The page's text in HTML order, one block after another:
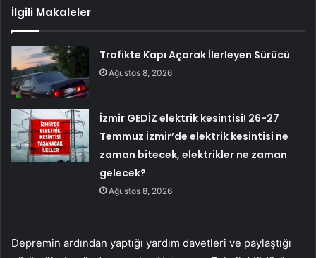
İlgili Makaleler
Trafikte Kapı Açarak İlerleyen Sürücü
Ağustos 8, 2026
İzmir GEDİZ elektrik kesintisi! 26-27
Temmuz İzmir’de elektrik kesintisi ne
zaman bitecek, elektrikler ne zaman
gelecek?
Ağustos 8, 2026
Depremin ardından yaptığı yardım davetleri ve paylaştığı